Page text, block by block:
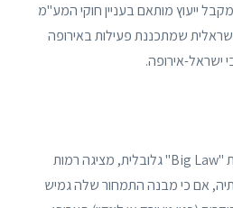
ייעוץ מותאם בעניין חוקי המע"מ
שמתכננת פעילות באירופה
ישראל-אירופה.
DLA Piper, בהיותה פירמת "Big Law" גלובלית, מציגה רמות
אם כי מבנה התמחור שלה גמיש